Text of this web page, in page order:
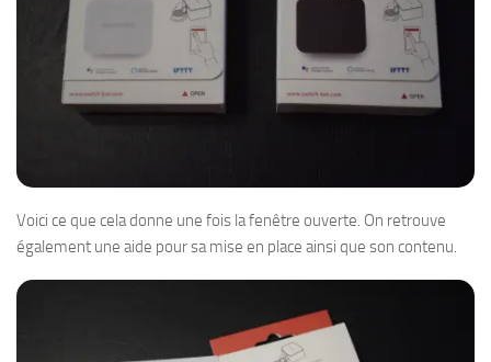
Voici ce que cela donne une fois la fenêtre ouverte. On retrouve
également une aide pour sa mise en place ainsi que son contenu.